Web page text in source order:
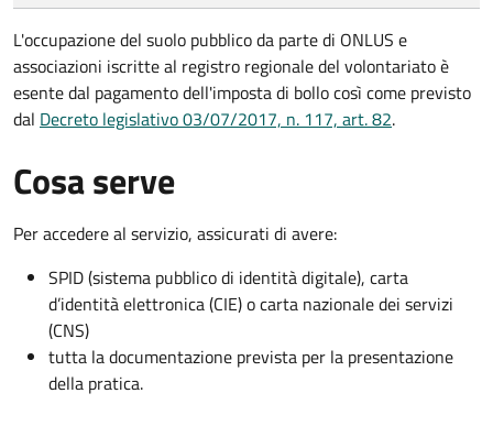
L'occupazione del suolo pubblico da parte di ONLUS e
associazioni iscritte al registro regionale del volontariato è
esente dal pagamento dell'imposta di bollo così come previsto
dal Decreto legislativo 03/07/2017, n. 117, art. 82.
Cosa serve
Per accedere al servizio, assicurati di avere:
SPID (sistema pubblico di identità digitale), carta
d’identità elettronica (CIE) o carta nazionale dei servizi
(CNS)
tutta la documentazione prevista per la presentazione
della pratica.